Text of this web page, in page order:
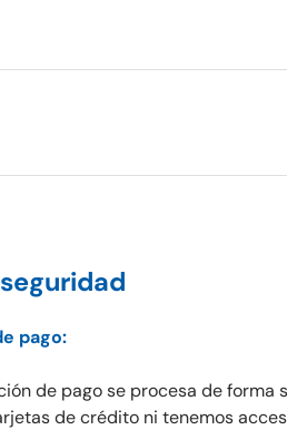
pago:
de pago se procesa de forma
de crédito ni tenemos